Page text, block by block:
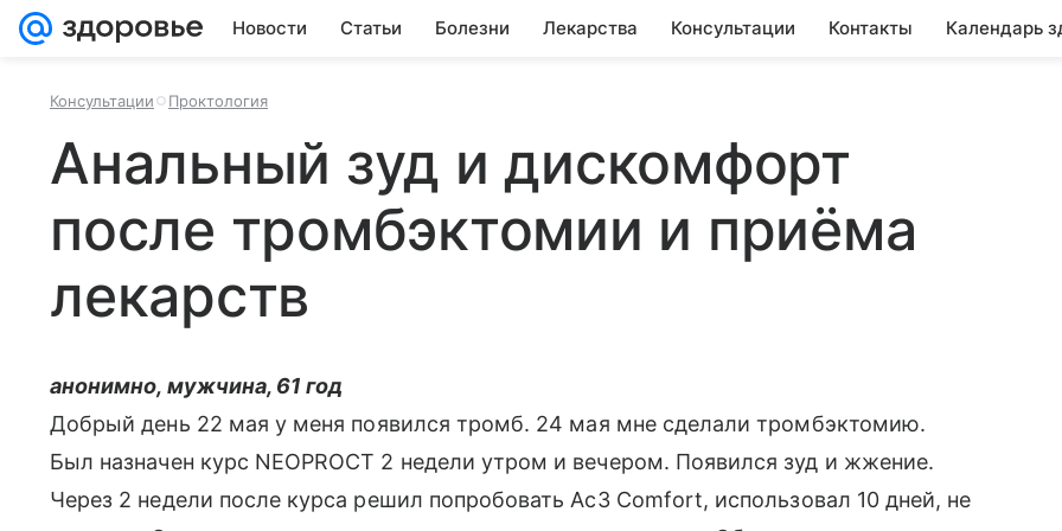
Новости Статьи Болезни Лекарства Консультации Контакты Календарь
Консультации Проктология
Анальный зуд и дискомфорт
после тромбэктомии и приёма
лекарств
анонимно, мужчина, 61 год
Добрый день 22 мая у меня появился тромб. 24 мая мне сделали тромбэктомию.
Был назначен курс NEOPROCT 2 недели утром и вечером. Появился зуд и жжение.
Через 2 недели после курса решил попробовать Ac3 Comfort, использовал 10 дней, не